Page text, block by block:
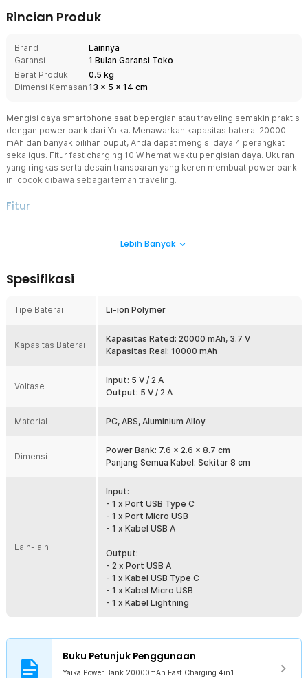
Rincian Produk
Brand
Lainnya
Garansi
1 Bulan Garansi Toko
Berat Produk
0.5 kg
Dimensi Kemasan 13 x 5 x 14 cm
Mengisi daya smartphone saat bepergian atau traveling semakin praktis
dengan power bank dari Yaika. Menawarkan kapasitas baterai 20000
mAh dan banyak pilihan ouput, Anda dapat mengisi daya 4 perangkat
sekaligus. Fitur fast charging 10 W hemat waktu pengisian daya. Ukuran
yang ringkas serta desain transparan yang keren membuat power bank
ini cocok dibawa sebagai teman traveling.
Fitur
Mengisi daya smartphone lebih mudah berkat kapasitas rated
Fast Charging PD 10 W
mampu menghantarkan daya hingga 10 W. Kompatibel dengan
Pilihan Output Lengkap
Dibekali port USB serta plug micro USB, USB Type C, dan Lightning,
pasaran. Gunakan pada smartphone dan tablet tanpa aksesoris
Mengisi daya berbagai gadget lebih praktis dengan adanya 4
tanpa harus menggunakan beberapa power bank terpisah.
Power bank ini dibekali proteksi lengkap untuk melindungi dari
kerusakan atau korsleting. Semua proteksi ini dapat melindungi
gadget Anda selama proses pengisian daya.
Kelengkapan Produk
Rincian yang Anda dapatkan untuk pembelian produk ini:
1 x Yaika Power Bank 20000mAh Fast Charging 4in1 Cable Dual
USB Port - BA-1699
1 x Panduan Penggunaan
Lebih Banyak
Spesifikasi
Tipe Baterai Li-ion Polymer
Kapasitas Baterai
Kapasitas Rated: 20000 mAh, 3.7 V
Kapasitas Real: 10000 mAh
Voltase
Input: 5 V / 2 A
Output: 5 V / 2 A
Material PC, ABS, Aluminium Alloy
Dimensi
Power Bank: 7.6 x 2.6 x 8.7 cm
Panjang Semua Kabel: Sekitar 8 cm
Lain-lain
Input:
- 1 x Port USB Type C
- 1 x Port Micro USB
- 1 x Kabel USB A
Output:
- 2 x Port USB A
- 1 x Kabel USB Type C
- 1 x Kabel Micro USB
- 1 x Kabel Lightning
Buku Petunjuk Penggunaan
Yaika Power Bank 20000mAh Fast Charging 4in1